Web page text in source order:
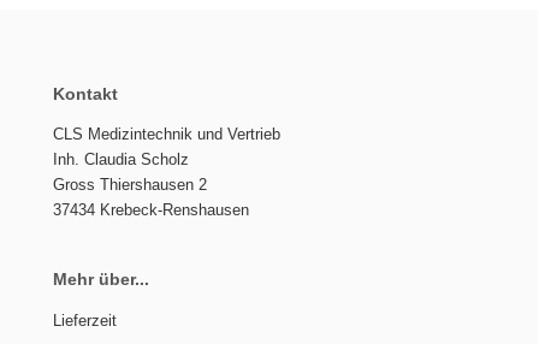
Kontakt
CLS Medizintechnik und Vertrieb
Inh. Claudia Scholz
Gross Thiershausen 2
37434 Krebeck-Renshausen
Mehr über...
Lieferzeit